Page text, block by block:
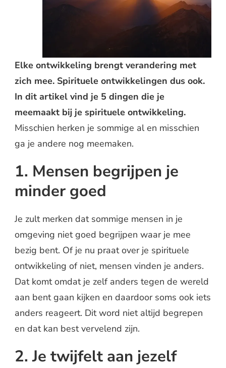
Elke ontwikkeling brengt verandering met
zich mee. Spirituele ontwikkelingen dus ook.
In dit artikel vind je 5 dingen die je
meemaakt bij je spirituele ontwikkeling.
Misschien herken je sommige al en misschien
ga je andere nog meemaken.
1. Mensen begrijpen je
minder goed
Je zult merken dat sommige mensen in je
omgeving niet goed begrijpen waar je mee
bezig bent. Of je nu praat over je spirituele
ontwikkeling of niet, mensen vinden je anders.
Dat komt omdat je zelf anders tegen de wereld
aan bent gaan kijken en daardoor soms ook iets
anders reageert. Dit word niet altijd begrepen
en dat kan best vervelend zijn.
2. Je twijfelt aan jezelf